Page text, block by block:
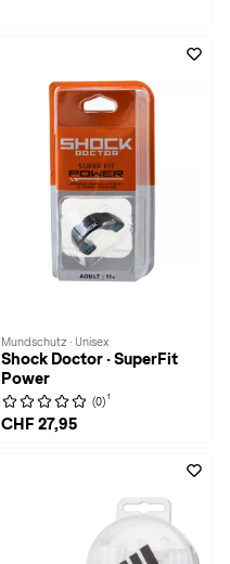
Mundschutz · Unisex
Shock Doctor · SuperFit
Power
(0) 1
CHF 27,95